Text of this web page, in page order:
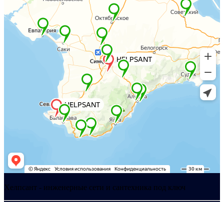
Хелпсант - инженерные сети и сантехника под ключ